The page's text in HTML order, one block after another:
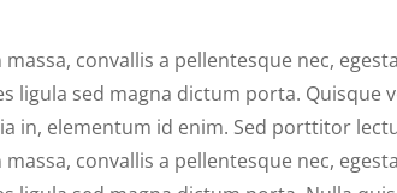
convallis a pellentesque nec,
ligula sed magna dictum porta. Quisque
in, elementum id enim. Sed porttitor
convallis a pellentesque nec,